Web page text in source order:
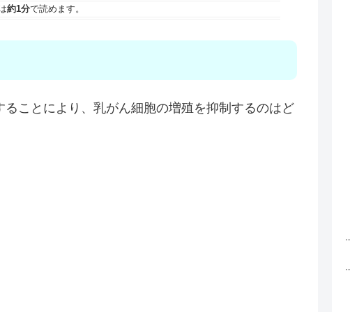
約1分で読めます。
ことにより、乳がん細胞の増殖を抑制するのはど